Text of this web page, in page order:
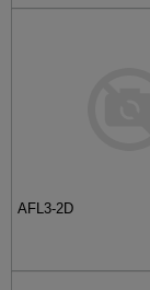
AFL3-2D